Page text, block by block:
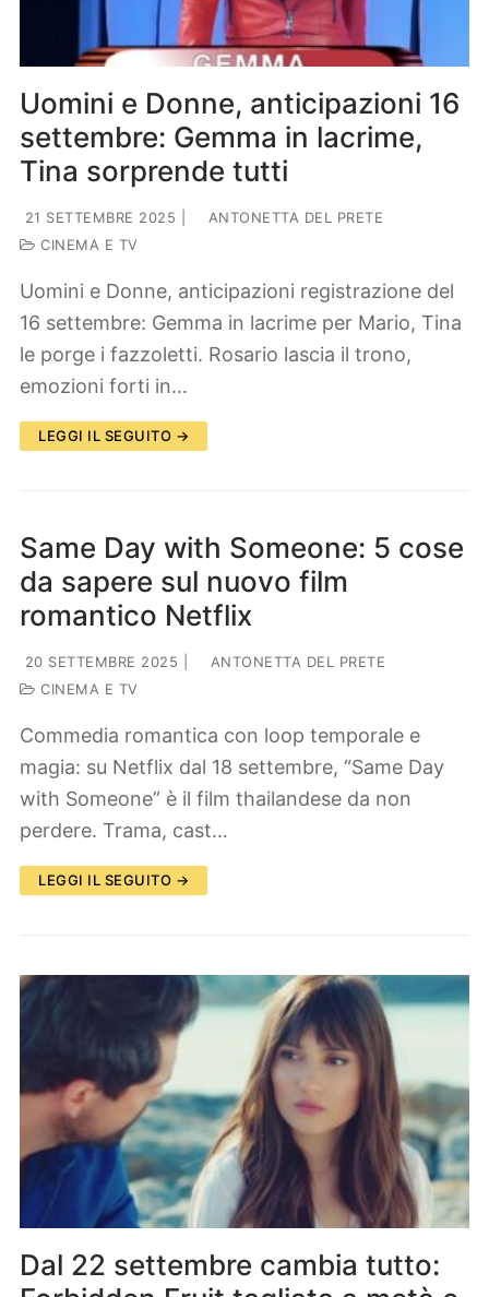
Uomini e Donne, anticipazioni 16
settembre: Gemma in lacrime,
Tina sorprende tutti
21 SETTEMBRE 2025
ANTONETTA DEL PRETE
CINEMA E TV
Uomini e Donne, anticipazioni registrazione del
16 settembre: Gemma in lacrime per Mario, Tina
le porge i fazzoletti. Rosario lascia il trono,
emozioni forti in…
LEGGI IL SEGUITO →
Same Day with Someone: 5 cose
da sapere sul nuovo film
romantico Netflix
20 SETTEMBRE 2025
ANTONETTA DEL PRETE
CINEMA E TV
Commedia romantica con loop temporale e
magia: su Netflix dal 18 settembre, “Same Day
with Someone” è il film thailandese da non
perdere. Trama, cast…
LEGGI IL SEGUITO →
Dal 22 settembre cambia tutto: